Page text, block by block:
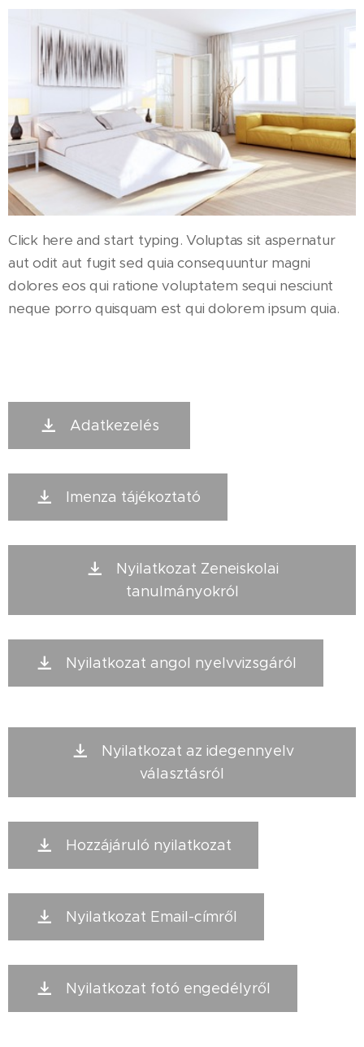
Click here and start typing. Voluptas sit aspernatur
aut odit aut fugit sed quia consequuntur magni
dolores eos qui ratione voluptatem sequi nesciunt
neque porro quisquam est qui dolorem ipsum quia.
Adatkezelés
Imenza tájékoztató
Nyilatkozat Zeneiskolai
tanulmányokról
Nyilatkozat angol nyelvvizsgáról
Nyilatkozat az idegennyelv
választásról
Hozzájáruló nyilatkozat
Nyilatkozat Email-címről
Nyilatkozat fotó engedélyről